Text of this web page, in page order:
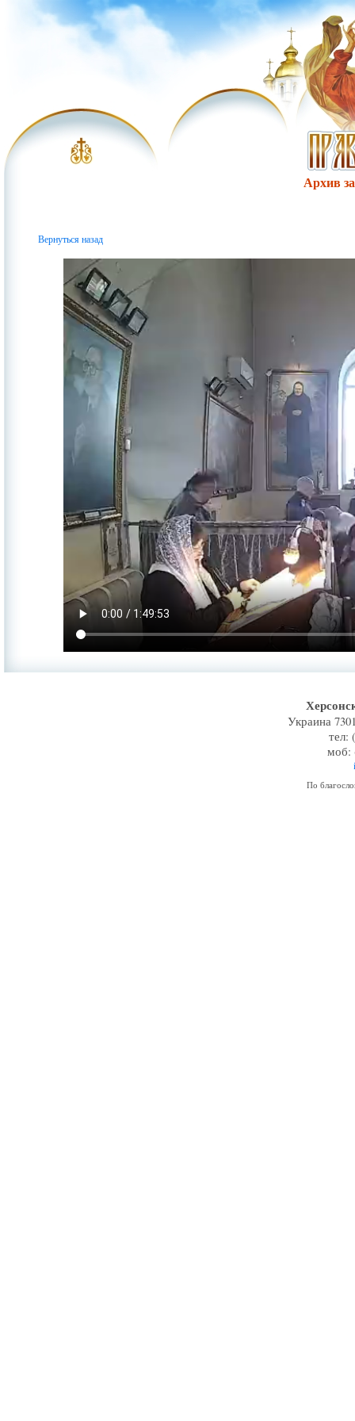
Архив
Вернуться назад
Украина
тел:
моб:
По